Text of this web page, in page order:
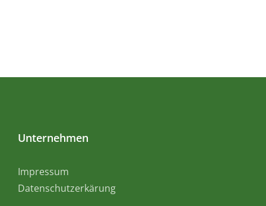
Unternehmen
Impressum
Datenschutzerkärung